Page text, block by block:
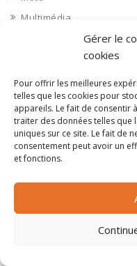
Gérer le
cookies
Pour offrir les meilleures
telles que les cookies pour
appareils. Le fait de consentir
traiter des données telles que
uniques sur ce site. Le fait de
consentement peut avoir un
et fonctions.
Multimédia
Nettoyage industriel
Nièvre 58
Non classé
Nord 59
Nucléaire